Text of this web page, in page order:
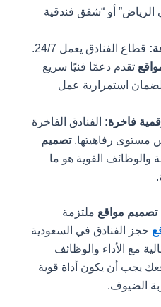
أو “شقق فندقية
قطاع الفنادق يعمل 24/7.
تقدم دعمًا فنيًا سريع
استمرارية عمل
فاخرة:الفنادق الفاخرة
مستوى رفاهيتها.تصميم
والوظائف القوية هو ما
مواقعملتزمة
حجز الفنادق في السعودية
مع الأداء والوظائف
يجب أن يكون أداة قوية
الضيوف.